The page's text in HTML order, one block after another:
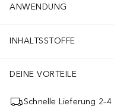
ANWENDUNG
INHALTSSTOFFE
DEINE VORTEILE
Schnelle Lieferung